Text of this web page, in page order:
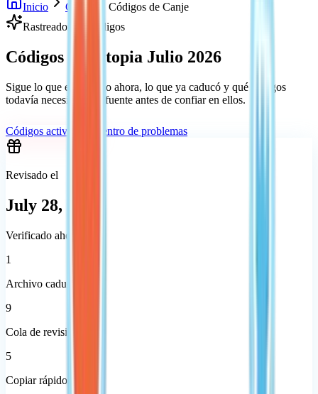
Inicio Guías
Códigos de Canje
Rastreador de Códigos
Códigos Heartopia Julio 2026
Sigue lo que está activo ahora, lo que ya caducó y qué códigos
todavía necesitan otra fuente antes de confiar en ellos.
Códigos activos Centro de problemas
Revisado el
July 28, 2026
Verificado ahora
1
Archivo caducado
9
Cola de revisión
5
Copiar rápido